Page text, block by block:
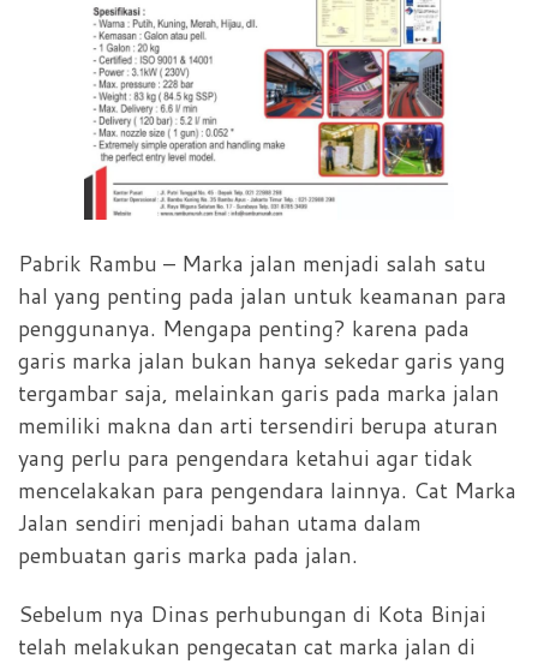
Pabrik Rambu – Marka jalan menjadi salah satu
hal yang penting pada jalan untuk keamanan para
penggunanya. Mengapa penting? karena pada
garis marka jalan bukan hanya sekedar garis yang
tergambar saja, melainkan garis pada marka jalan
memiliki makna dan arti tersendiri berupa aturan
yang perlu para pengendara ketahui agar tidak
mencelakakan para pengendara lainnya. Cat Marka
Jalan sendiri menjadi bahan utama dalam
pembuatan garis marka pada jalan.
Sebelum nya Dinas perhubungan di Kota Binjai
telah melakukan pengecatan cat marka jalan di